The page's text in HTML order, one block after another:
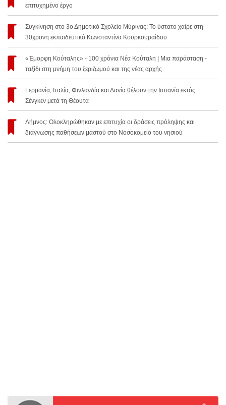
επιτυχημένο έργο
Συγκίνηση στο 3ο Δημοτικό Σχολείο Μύρινας: Το ύστατο χαίρε στη
30χρονη εκπαιδευτικό Κωνσταντίνα Κουρκουραΐδου
«Έμορφη Κούταλης» - 100 χρόνια Νέα Κούταλη | Μια παράσταση -
ταξίδι στη μνήμη του ξεριζωμού και της νέας αρχής
Γερμανία, Ιταλία, Φινλανδία και Δανία θέλουν την Ισπανία εκτός
Σένγκεν μετά τη Θέουτα
Λήμνος: Ολοκληρώθηκαν με επιτυχία οι δράσεις πρόληψης και
διάγνωσης παθήσεων μαστού στο Νοσοκομείο του νησιού